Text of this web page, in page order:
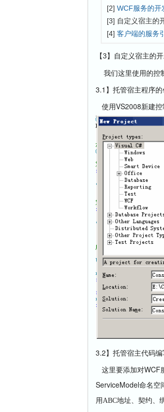
[2] WCF服务的开
[3] 自定义宿主的
[4] 客户端的服务
【3】自定义宿主的
我们这里使用的控
3.1】托管宿主程序的
使用VS2008新建控
3.2】托管宿主代码编
这里要添加对WCF
ServiceModel命名空
用ABC地址、契约、